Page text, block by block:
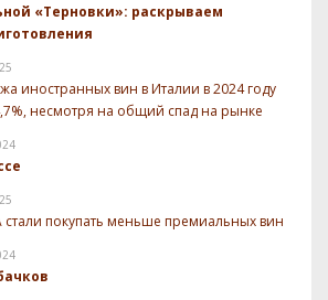
«Терновки»: раскрываем
иностранных вин в Италии в 2024 году
несмотря на общий спад на рынке
покупать меньше премиальных вин